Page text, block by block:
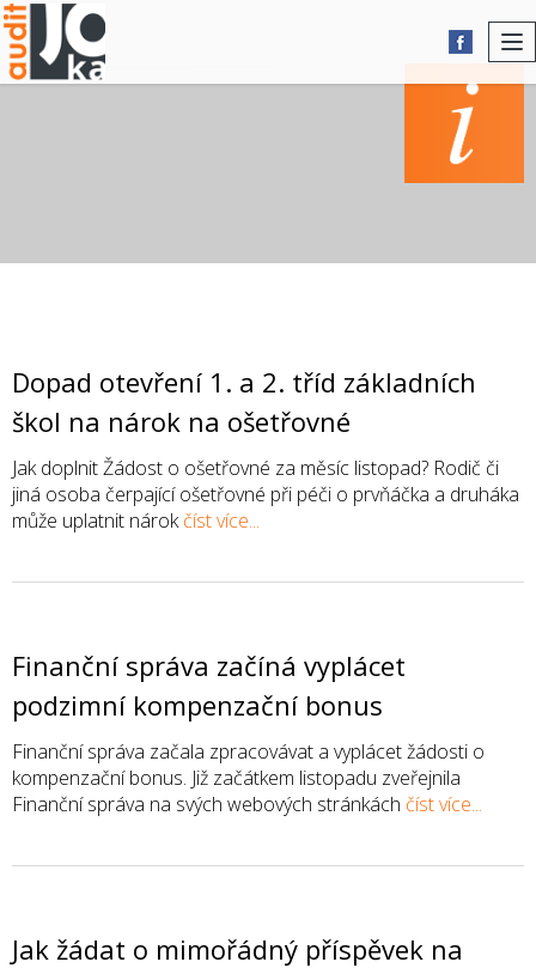
Dopad otevření 1. a 2. tříd základních
škol na nárok na ošetřovné
Jak doplnit Žádost o ošetřovné za měsíc listopad? Rodič či
jiná osoba čerpající ošetřovné při péči o prvňáčka a druháka
může uplatnit nárokčíst více...
Finanční správa začíná vyplácet
podzimní kompenzační bonus
Finanční správa začala zpracovávat a vyplácet žádosti o
kompenzační bonus. Již začátkem listopadu zveřejnila
Finanční správa na svých webových stránkách číst více...
Jak žádat o mimořádný příspěvek na